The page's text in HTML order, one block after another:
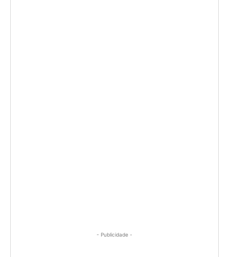
- Publicidade -